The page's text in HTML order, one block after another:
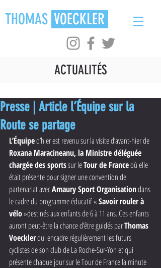
THOMAS VOECKLER
ACTUALITÉS
Presse | Article l’Équipe sur la
Route se partage
L’Équipe d’hier est revenu sur la visite d’avant-hier de
Roxana Maracineanu, la Ministre déléguée
chargée des sports sur le Tour de France où elle
était présente pour signer une convention de
partenariat avec Amaury Sport Organisation dans
le cadre du programme éducatif « Savoir rouler à
vélo »destinés aux enfants de 6 à 11 ans. Ces enfants
auront peut-être la chance d’être guidés par Thomas
Voeckler qui encadre régulièrement les futurs
cyclistes de son club de La Roche-Sur-Yon et qui
présente chaque jour sur le Tour de France la minute